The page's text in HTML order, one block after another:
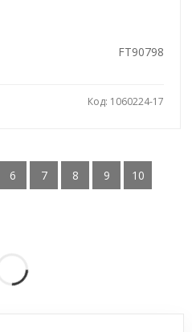
FT90798
Код: 1060224-17
6 7 8 9 10